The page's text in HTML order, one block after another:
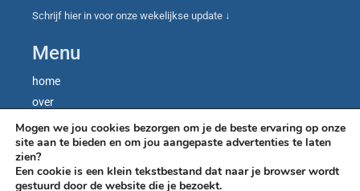
Schrijf hier in voor onze wekelijkse update ↓
Menu
home
over
contact
blog
let’s talk
Mogen we jou cookies bezorgen om je de beste ervaring op onze
site aan te bieden en om jou aangepaste advertenties te laten
zien?
Een cookie is een klein tekstbestand dat naar je browser wordt
gestuurd door de website die je bezoekt.